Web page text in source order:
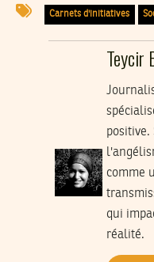
Carnets d'initiatives
Teycir
positive.
comme
qui
réalité.